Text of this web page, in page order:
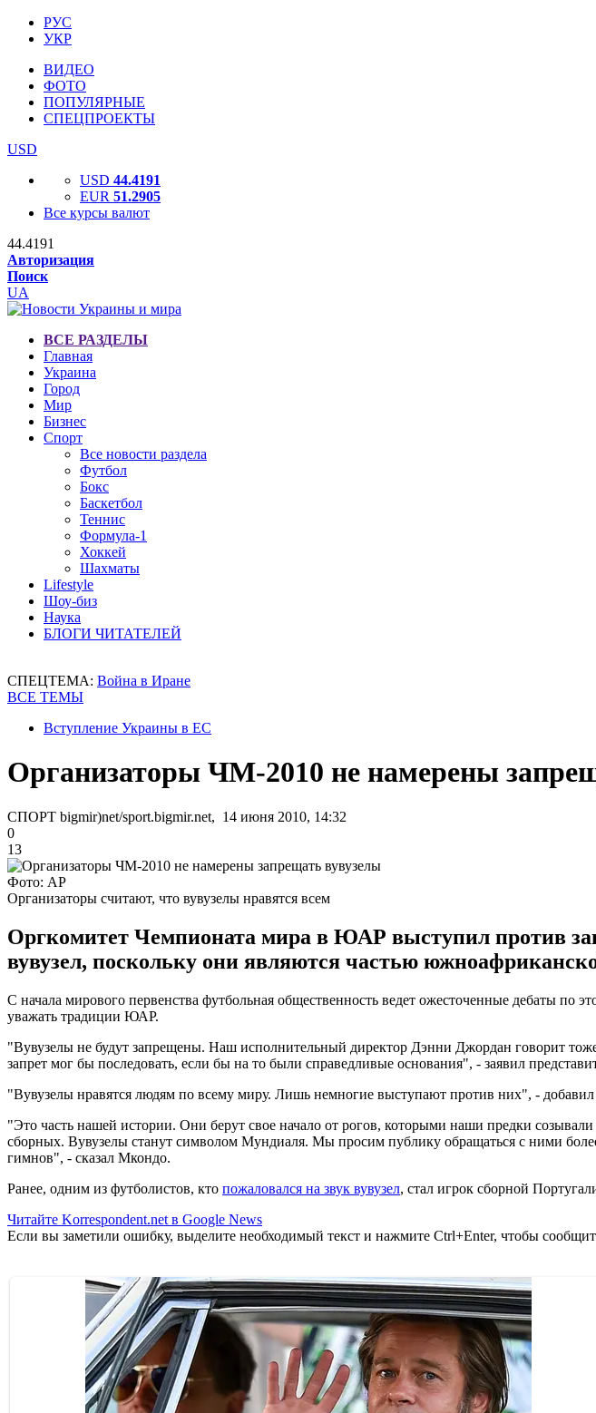
РУС
УКР
ВИДЕО
ФОТО
ПОПУЛЯРНЫЕ
СПЕЦПРОЕКТЫ
USD
USD 44.4191
EUR 51.2905
Все курсы валют
44.4191
Авторизация
Поиск
UA
ВСЕ РАЗДЕЛЫ
Главная
Украина
Город
Мир
Бизнес
Спорт
Все новости раздела
Футбол
Бокс
Баскетбол
Теннис
Формула-1
Хоккей
Шахматы
Lifestyle
Шоу-биз
Наука
БЛОГИ ЧИТАТЕЛЕЙ
СПЕЦТЕМА: Война в Иране
ВСЕ ТЕМЫ
Вступление Украины в ЕС
Организаторы ЧМ-2010 не намерены
СПОРТ bigmir)net/sport.bigmir.net, 14 июня 2010, 14:32
0
13
Фото: АР
Организаторы считают, что вувузелы нравятся всем
Оргкомитет Чемпионата мира в ЮАР выступил против
вувузел, поскольку они являются частью
С начала мирового первенства футбольная общественность ведет ожесточенные дебаты
уважать традиции ЮАР.
"Вувузелы не будут запрещены. Наш исполнительный директор Дэнни Джордан говорит
запрет мог бы последовать, если бы на то были справедливые основания", - заявил
"Вувузелы нравятся людям по всему миру. Лишь немногие выступают против них", -
"Это часть нашей истории. Они берут свое начало от рогов, которыми наши предки
сборных. Вувузелы станут символом Мундиаля. Мы просим публику обращаться с ними
гимнов", - сказал Мкондо.
Ранее, одним из футболистов, кто пожаловался на звук вувузел, стал игрок сборной
Читайте Korrespondent.net в Google News
Если вы заметили ошибку, выделите необходимый текст и нажмите Ctrl+Enter, чтобы